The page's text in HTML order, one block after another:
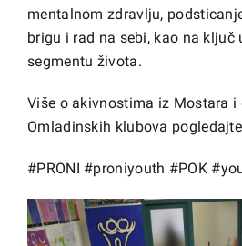
mentalnom zdravlju,
brigu i rad na sebi, kao na ključ
segmentu života.
Više o akivnostima iz Mostara i
Omladinskih klubova
#PRONI #proniyouth #POK